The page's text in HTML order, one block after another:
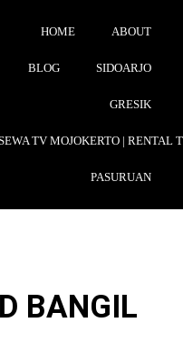
HOME ABOUT
BLOG SIDOARJO
GRESIK
TV MOJOKERTO | RENTAL
PASURUAN
BANGIL